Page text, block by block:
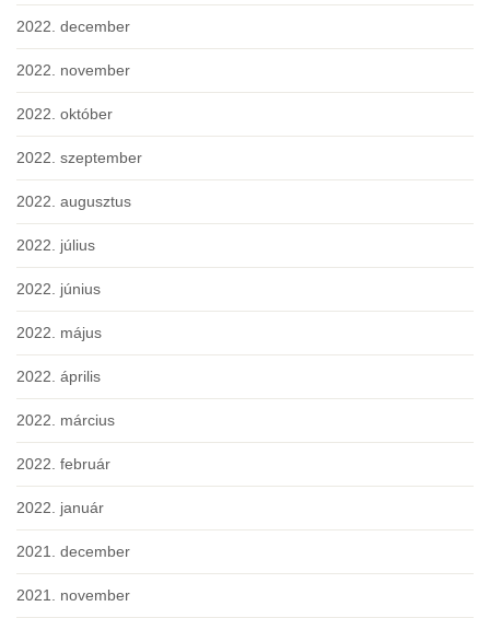
2022. december
2022. november
2022. október
2022. szeptember
2022. augusztus
2022. július
2022. június
2022. május
2022. április
2022. március
2022. február
2022. január
2021. december
2021. november